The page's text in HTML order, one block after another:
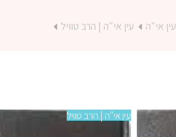
עין אי"ה עין אי"ה | הרב טוויל
עין אי"ה | הרב טוויל